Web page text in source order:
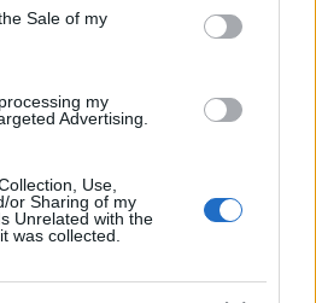
Sale of my
my
Advertising.
Use,
or Sharing of my
Unrelated with the
was collected.
Επιχειρήσεις
όλη την ειδησεογραφία και τα